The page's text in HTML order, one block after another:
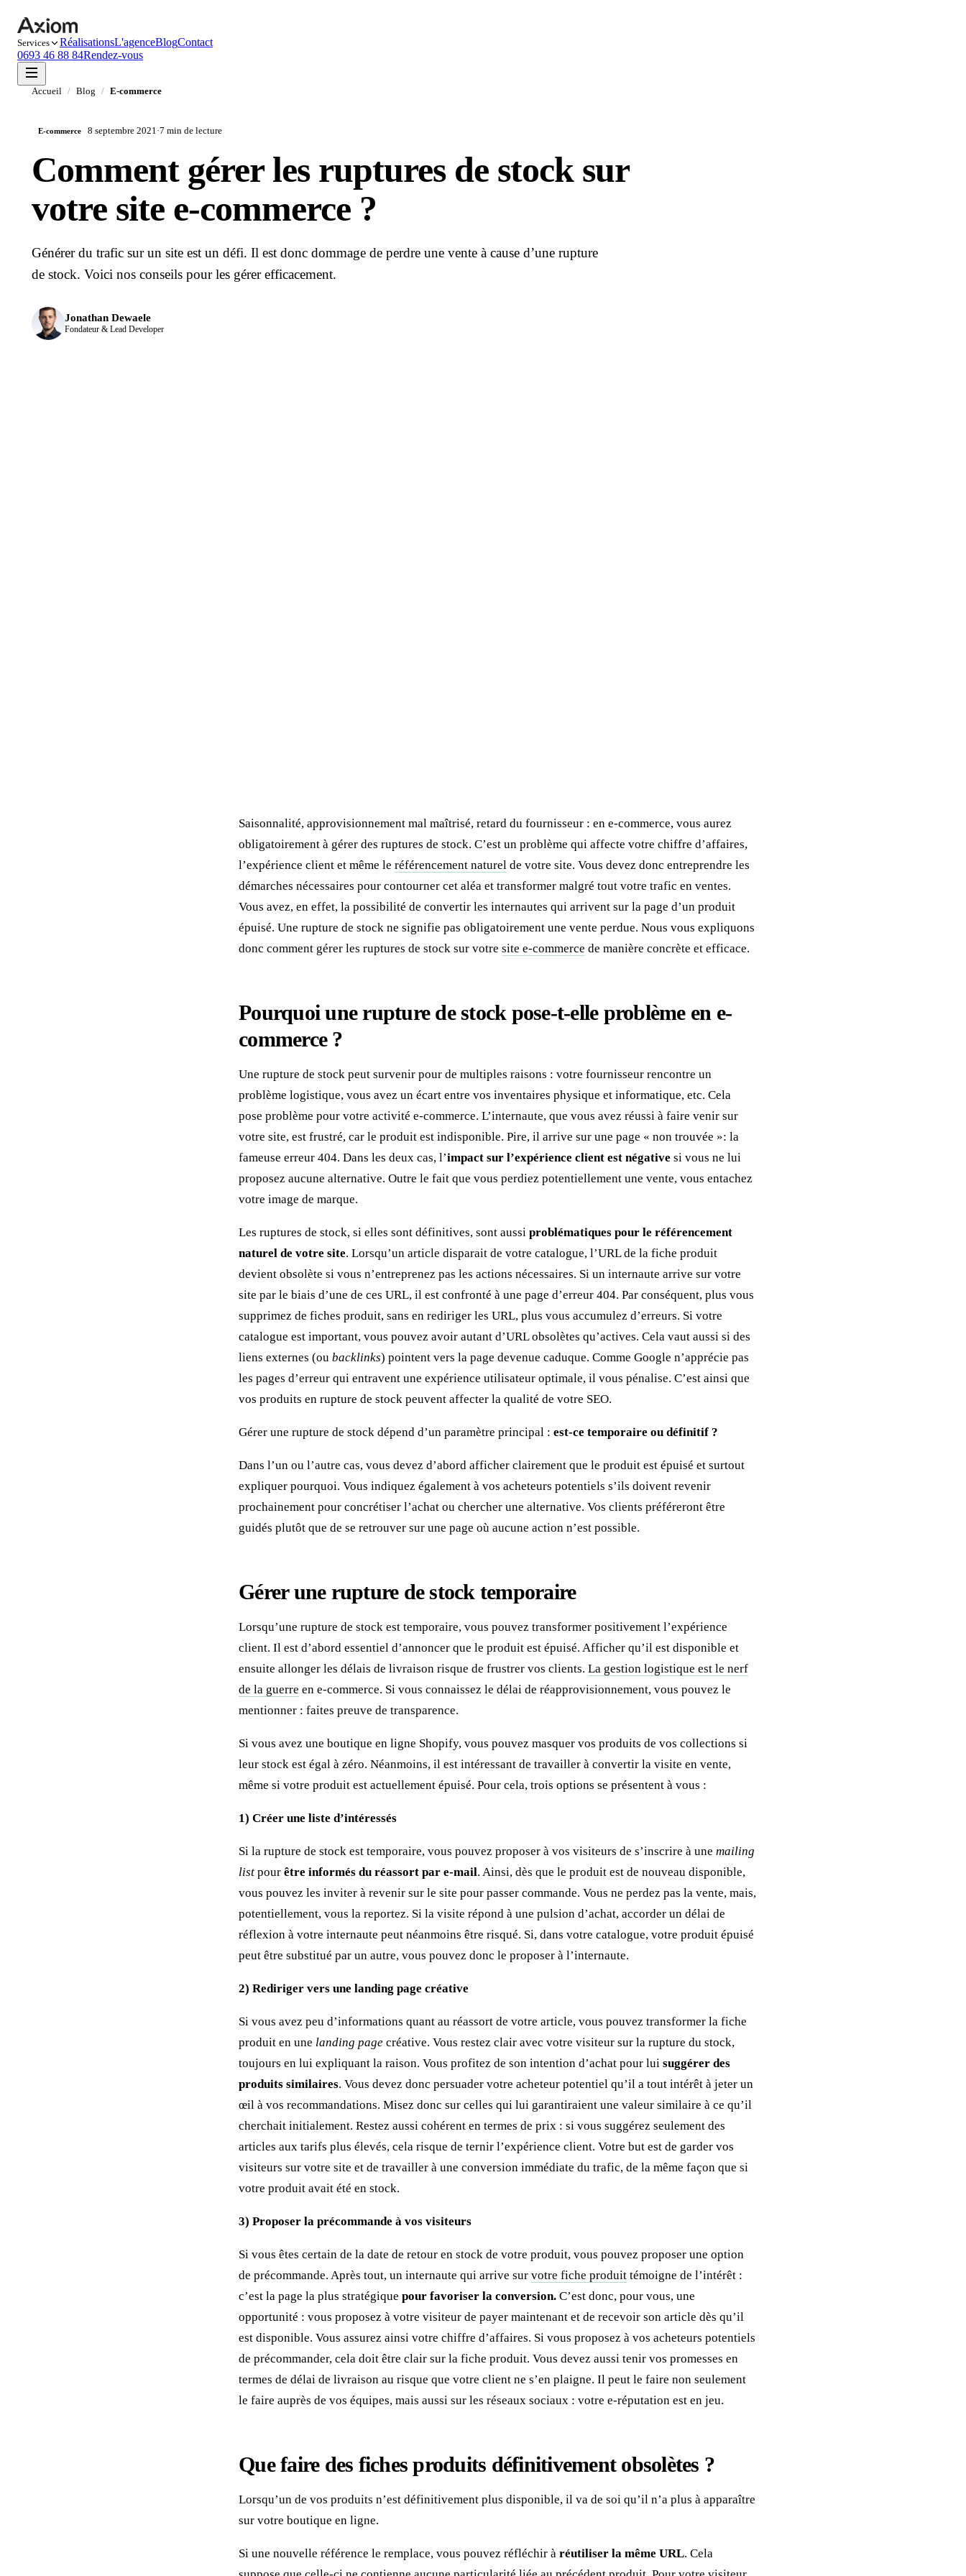
Services RéalisationsL'agenceBlogContact
0693 46 88 84Rendez-vous
Accueil / Blog / E-commerce
E-commerce 8 septembre 2021·7 min de lecture
Comment gérer les ruptures de stock sur
votre site e-commerce ?
Générer du trafic sur un site est un défi. Il est donc dommage de perdre une vente à cause d’une rupture
de stock. Voici nos conseils pour les gérer efficacement.
Jonathan Dewaele
Fondateur & Lead Developer
Saisonnalité, approvisionnement mal maîtrisé, retard du fournisseur : en e-commerce, vous aurez
obligatoirement à gérer des ruptures de stock. C’est un problème qui affecte votre chiffre d’affaires,
l’expérience client et même le référencement naturel de votre site. Vous devez donc entreprendre les
démarches nécessaires pour contourner cet aléa et transformer malgré tout votre trafic en ventes.
Vous avez, en effet, la possibilité de convertir les internautes qui arrivent sur la page d’un produit
épuisé. Une rupture de stock ne signifie pas obligatoirement une vente perdue. Nous vous expliquons
donc comment gérer les ruptures de stock sur votre site e-commerce de manière concrète et efficace.
Pourquoi une rupture de stock pose-t-elle problème en e-
commerce ?
Une rupture de stock peut survenir pour de multiples raisons : votre fournisseur rencontre un
problème logistique, vous avez un écart entre vos inventaires physique et informatique, etc. Cela
pose problème pour votre activité e-commerce. L’internaute, que vous avez réussi à faire venir sur
votre site, est frustré, car le produit est indisponible. Pire, il arrive sur une page « non trouvée »: la
fameuse erreur 404. Dans les deux cas, l’impact sur l’expérience client est négative si vous ne lui
proposez aucune alternative. Outre le fait que vous perdiez potentiellement une vente, vous entachez
votre image de marque.
Les ruptures de stock, si elles sont définitives, sont aussi problématiques pour le référencement
naturel de votre site. Lorsqu’un article disparait de votre catalogue, l’URL de la fiche produit
devient obsolète si vous n’entreprenez pas les actions nécessaires. Si un internaute arrive sur votre
site par le biais d’une de ces URL, il est confronté à une page d’erreur 404. Par conséquent, plus vous
supprimez de fiches produit, sans en rediriger les URL, plus vous accumulez d’erreurs. Si votre
catalogue est important, vous pouvez avoir autant d’URL obsolètes qu’actives. Cela vaut aussi si des
liens externes (ou backlinks) pointent vers la page devenue caduque. Comme Google n’apprécie pas
les pages d’erreur qui entravent une expérience utilisateur optimale, il vous pénalise. C’est ainsi que
vos produits en rupture de stock peuvent affecter la qualité de votre SEO.
Gérer une rupture de stock dépend d’un paramètre principal : est-ce temporaire ou définitif ?
Dans l’un ou l’autre cas, vous devez d’abord afficher clairement que le produit est épuisé et surtout
expliquer pourquoi. Vous indiquez également à vos acheteurs potentiels s’ils doivent revenir
prochainement pour concrétiser l’achat ou chercher une alternative. Vos clients préféreront être
guidés plutôt que de se retrouver sur une page où aucune action n’est possible.
Gérer une rupture de stock temporaire
Lorsqu’une rupture de stock est temporaire, vous pouvez transformer positivement l’expérience
client. Il est d’abord essentiel d’annoncer que le produit est épuisé. Afficher qu’il est disponible et
ensuite allonger les délais de livraison risque de frustrer vos clients. La gestion logistique est le nerf
de la guerre en e-commerce. Si vous connaissez le délai de réapprovisionnement, vous pouvez le
mentionner : faites preuve de transparence.
Si vous avez une boutique en ligne Shopify, vous pouvez masquer vos produits de vos collections si
leur stock est égal à zéro. Néanmoins, il est intéressant de travailler à convertir la visite en vente,
même si votre produit est actuellement épuisé. Pour cela, trois options se présentent à vous :
1) Créer une liste d’intéressés
Si la rupture de stock est temporaire, vous pouvez proposer à vos visiteurs de s’inscrire à une mailing
list pour être informés du réassort par e-mail. Ainsi, dès que le produit est de nouveau disponible,
vous pouvez les inviter à revenir sur le site pour passer commande. Vous ne perdez pas la vente, mais,
potentiellement, vous la reportez. Si la visite répond à une pulsion d’achat, accorder un délai de
réflexion à votre internaute peut néanmoins être risqué. Si, dans votre catalogue, votre produit épuisé
peut être substitué par un autre, vous pouvez donc le proposer à l’internaute.
2) Rediriger vers une landing page créative
Si vous avez peu d’informations quant au réassort de votre article, vous pouvez transformer la fiche
produit en une landing page créative. Vous restez clair avec votre visiteur sur la rupture du stock,
toujours en lui expliquant la raison. Vous profitez de son intention d’achat pour lui suggérer des
produits similaires. Vous devez donc persuader votre acheteur potentiel qu’il a tout intérêt à jeter un
œil à vos recommandations. Misez donc sur celles qui lui garantiraient une valeur similaire à ce qu’il
cherchait initialement. Restez aussi cohérent en termes de prix : si vous suggérez seulement des
articles aux tarifs plus élevés, cela risque de ternir l’expérience client. Votre but est de garder vos
visiteurs sur votre site et de travailler à une conversion immédiate du trafic, de la même façon que si
votre produit avait été en stock.
3) Proposer la précommande à vos visiteurs
Si vous êtes certain de la date de retour en stock de votre produit, vous pouvez proposer une option
de précommande. Après tout, un internaute qui arrive sur votre fiche produit témoigne de l’intérêt :
c’est la page la plus stratégique pour favoriser la conversion. C’est donc, pour vous, une
opportunité : vous proposez à votre visiteur de payer maintenant et de recevoir son article dès qu’il
est disponible. Vous assurez ainsi votre chiffre d’affaires. Si vous proposez à vos acheteurs potentiels
de précommander, cela doit être clair sur la fiche produit. Vous devez aussi tenir vos promesses en
termes de délai de livraison au risque que votre client ne s’en plaigne. Il peut le faire non seulement
le faire auprès de vos équipes, mais aussi sur les réseaux sociaux : votre e-réputation est en jeu.
Que faire des fiches produits définitivement obsolètes ?
Lorsqu’un de vos produits n’est définitivement plus disponible, il va de soi qu’il n’a plus à apparaître
sur votre boutique en ligne.
Si une nouvelle référence le remplace, vous pouvez réfléchir à réutiliser la même URL. Cela